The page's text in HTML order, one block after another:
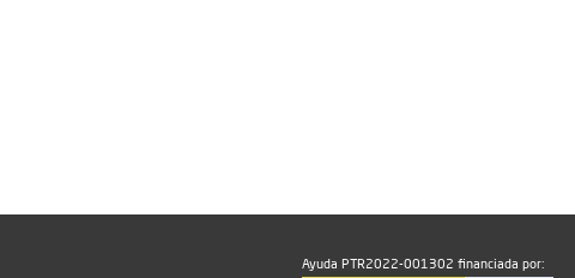
Ayuda PTR2022-001302 financiada por: